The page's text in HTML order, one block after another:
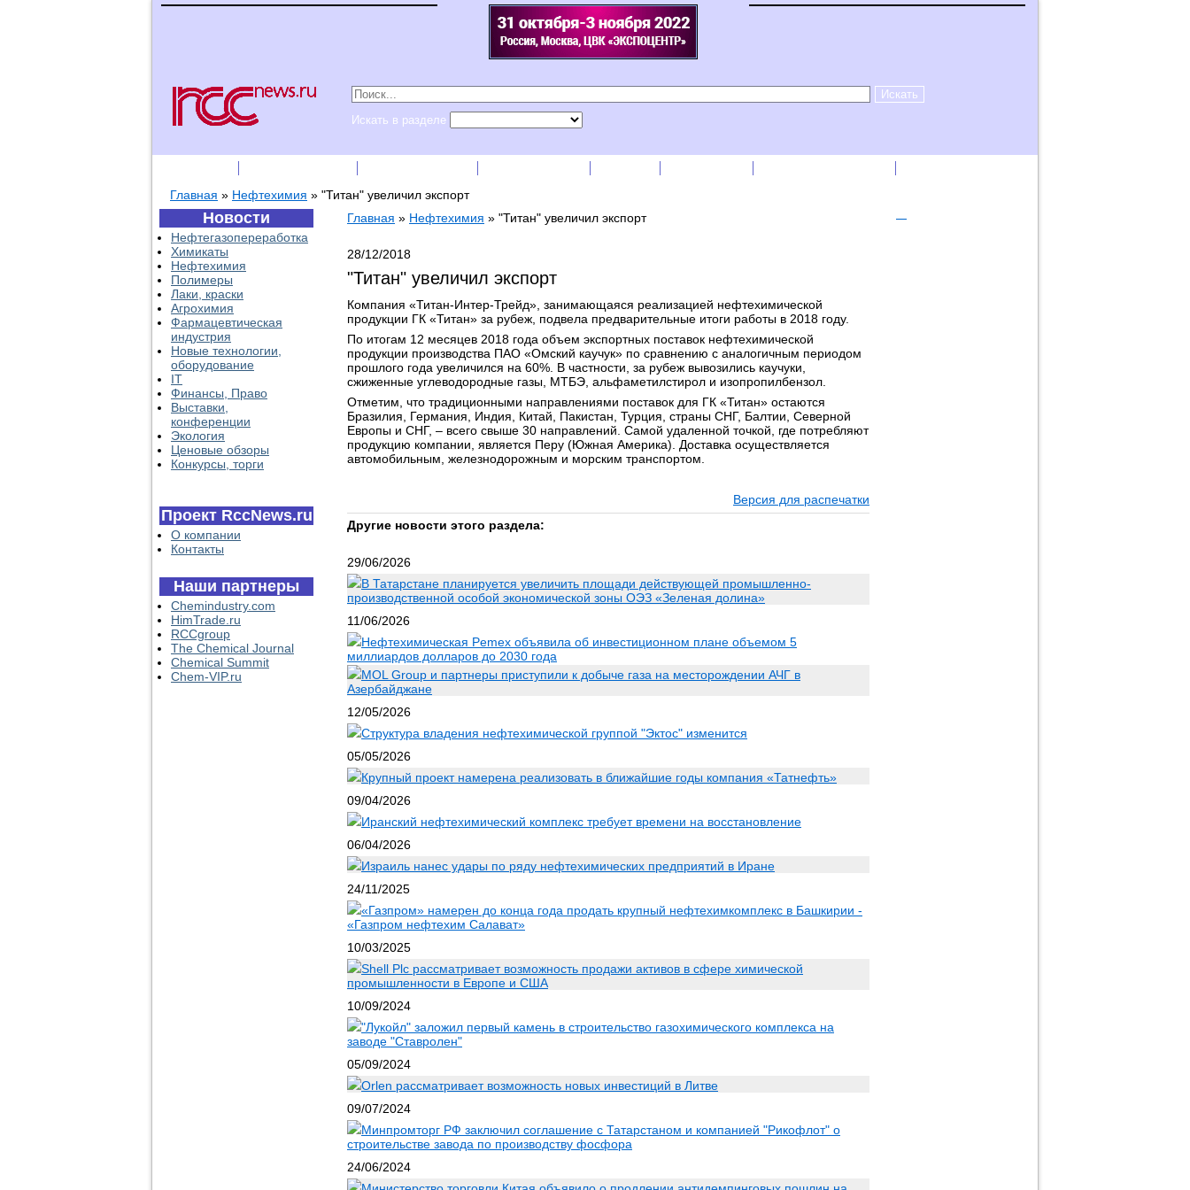
Искать в разделе
Главная » Нефтехимия » "Титан" увеличил экспорт
Новости
Нефтегазопереработка
Химикаты
Нефтехимия
Полимеры
Лаки, краски
Агрохимия
Фармацевтическая
индустрия
Новые технологии,
оборудование
IT
Финансы, Право
Выставки,
конференции
Экология
Ценовые обзоры
Конкурсы, торги
Проект RccNews.ru
О компании
Контакты
Наши партнеры
Chemindustry.com
HimTrade.ru
RCCgroup
The Chemical Journal
Chemical Summit
Chem-VIP.ru
Главная » Нефтехимия » "Титан" увеличил экспорт
28/12/2018
"Титан" увеличил экспорт
Компания «Титан-Интер-Трейд», занимающаяся реализацией нефтехимической
продукции ГК «Титан» за рубеж, подвела предварительные итоги работы в 2018 году.
По итогам 12 месяцев 2018 года объем экспортных поставок нефтехимической
продукции производства ПАО «Омский каучук» по сравнению с аналогичным периодом
прошлого года увеличился на 60%. В частности, за рубеж вывозились каучуки,
сжиженные углеводородные газы, МТБЭ, альфаметилстирол и изопропилбензол.
Отметим, что традиционными направлениями поставок для ГК «Титан» остаются
Бразилия, Германия, Индия, Китай, Пакистан, Турция, страны СНГ, Балтии, Северной
Европы и СНГ, – всего свыше 30 направлений. Самой удаленной точкой, где потребляют
продукцию компании, является Перу (Южная Америка). Доставка осуществляется
автомобильным, железнодорожным и морским транспортом.
Версия для распечатки
Другие новости этого раздела:
29/06/2026
В Татарстане планируется увеличить площади действующей промышленно-
производственной особой экономической зоны ОЭЗ «Зеленая долина»
11/06/2026
Нефтехимическая Pemex объявила об инвестиционном плане объемом 5
миллиардов долларов до 2030 года
MOL Group и партнеры приступили к добыче газа на месторождении АЧГ в
Азербайджане
12/05/2026
Структура владения нефтехимической группой "Эктос" изменится
05/05/2026
Крупный проект намерена реализовать в ближайшие годы компания «Татнефть»
09/04/2026
Иранский нефтехимический комплекс требует времени на восстановление
06/04/2026
Израиль нанес удары по ряду нефтехимических предприятий в Иране
24/11/2025
«Газпром» намерен до конца года продать крупный нефтехимкомплекс в Башкирии -
«Газпром нефтехим Салават»
10/03/2025
Shell Plc рассматривает возможность продажи активов в сфере химической
промышленности в Европе и США
10/09/2024
"Лукойл" заложил первый камень в строительство газохимического комплекса на
заводе "Ставролен"
05/09/2024
Orlen рассматривает возможность новых инвестиций в Литве
09/07/2024
Минпромторг РФ заключил соглашение с Татарстаном и компанией "Рикофлот" о
строительстве завода по производству фосфора
24/06/2024